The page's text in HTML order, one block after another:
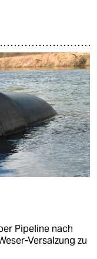
Pipeline nach
Versalzung zu